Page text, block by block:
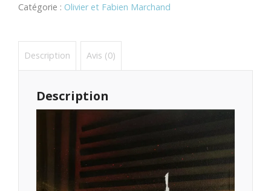
Ark
Catégorie : Olivier et Fabien Marchand
Description Avis (0)
Description